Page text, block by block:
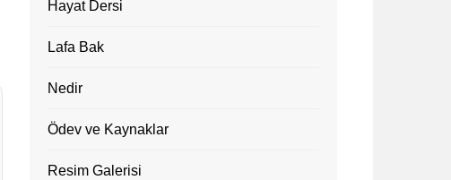
Hayat Dersi
Lafa Bak
Nedir
Ödev ve Kaynaklar
Resim Galerisi